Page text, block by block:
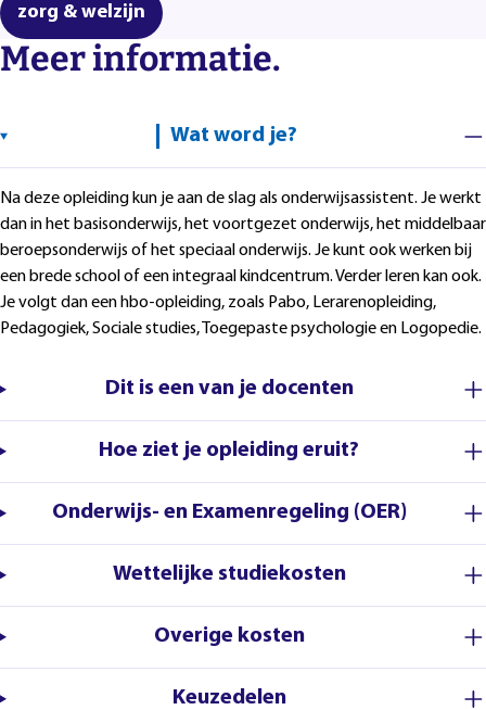
zorg & welzijn
Meer informatie.
Wat word je?
Na deze opleiding kun je aan de slag als onderwijsassistent. Je werkt
dan in het basisonderwijs, het voortgezet onderwijs, het middelbaar
beroepsonderwijs of het speciaal onderwijs. Je kunt ook werken bij
een brede school of een integraal kindcentrum. Verder leren kan ook.
Je volgt dan een hbo-opleiding, zoals Pabo, Lerarenopleiding,
Pedagogiek, Sociale studies, Toegepaste psychologie en Logopedie.
Dit is een van je docenten
Hoe ziet je opleiding eruit?
Onderwijs- en Examenregeling (OER)
Wettelijke studiekosten
Overige kosten
Keuzedelen